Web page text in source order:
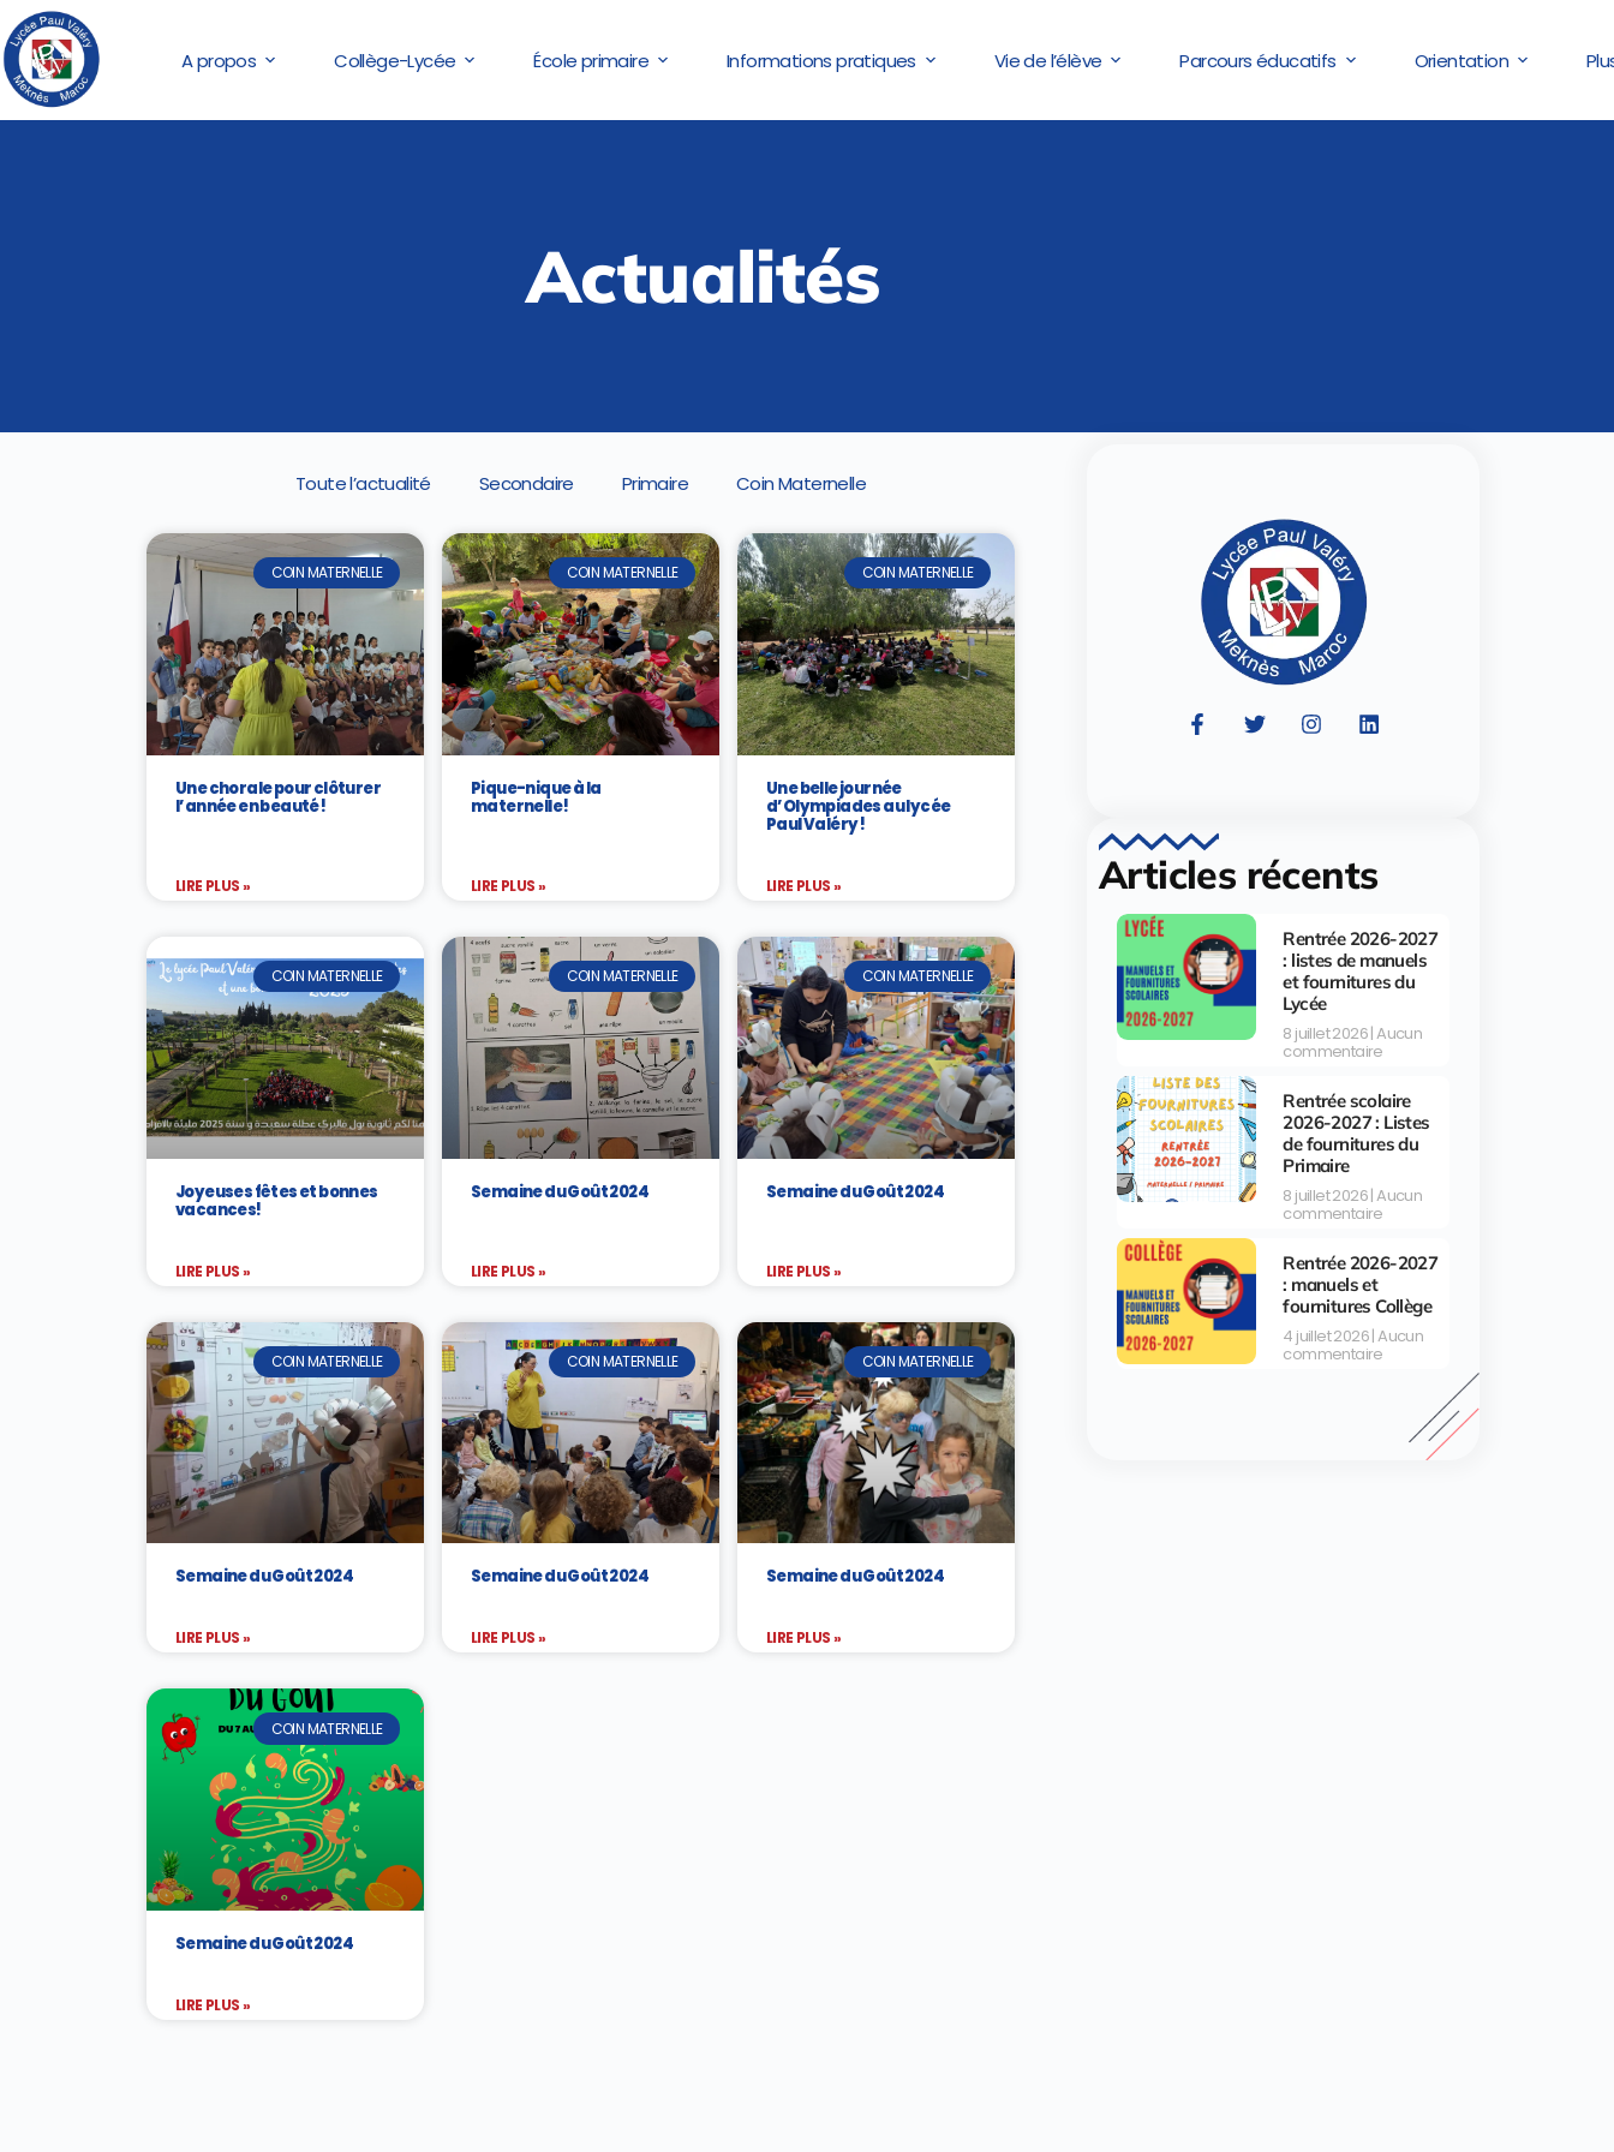
A propos Collège-Lycée École primaire Informations pratiques Vie de l’élève Parcours éducatifs Orientation
Actualités
Toute l’actualité Secondaire Primaire Coin Maternelle
COIN MATERNELLE
Une chorale pour clôturer
l’année en beauté !
LIRE PLUS »
COIN MATERNELLE
Pique-nique à la
maternelle !
LIRE PLUS »
COIN MATERNELLE
Une belle journée
d’Olympiades au lycée
Paul Valéry !
LIRE PLUS »
COIN MATERNELLE
Joyeuses fêtes et bonnes
vacances!
LIRE PLUS »
COIN MATERNELLE
Semaine du Goût 2024
LIRE PLUS »
COIN MATERNELLE
Semaine du Goût 2024
LIRE PLUS »
COIN MATERNELLE
Semaine du Goût 2024
LIRE PLUS »
COIN MATERNELLE
Semaine du Goût 2024
LIRE PLUS »
COIN MATERNELLE
Semaine du Goût 2024
LIRE PLUS »
COIN MATERNELLE
Semaine du Goût 2024
LIRE PLUS »
Articles récents
Rentrée 2026-2027
: listes de manuels
et fournitures du
Lycée
8 juillet 2026 Aucun
commentaire
Rentrée scolaire
2026-2027 : Listes
de fournitures du
Primaire
8 juillet 2026 Aucun
commentaire
Rentrée 2026-2027
: manuels et
fournitures Collège
4 juillet 2026 Aucun
commentaire